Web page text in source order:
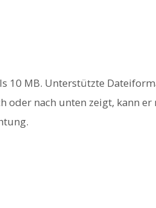
10 MB. Unterstützte
oder nach unten zeigt, kann